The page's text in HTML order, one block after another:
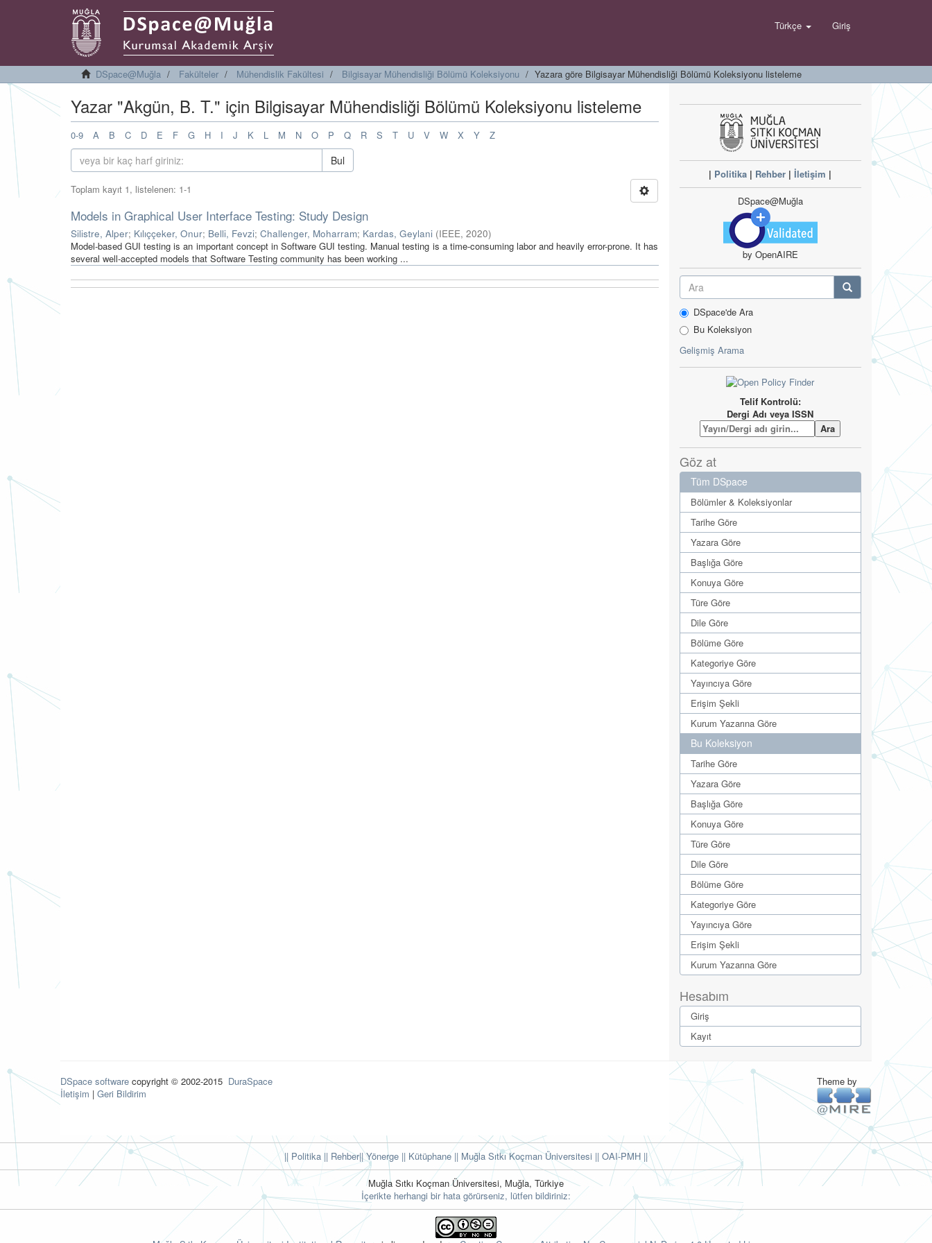
Türkçe Giriş
DSpace@Muğla Fakülteler Mühendislik Fakültesi Bilgisayar Mühendisliği Bölümü Koleksiyonu Yazara göre Bilgisayar Mühendisliği Bölümü Koleksiyonu listeleme
Yazar "Akgün, B. T." için Bilgisayar Mühendisliği Bölümü Koleksiyonu listeleme
0-9 A B C D E F G H I J K L M N O P Q R S T U V W X Y Z
Bul
Toplam kayıt 1, listelenen: 1-1
Models in Graphical User Interface Testing: Study Design
Silistre, Alper; Kılıççeker, Onur; Belli, Fevzi; Challenger, Moharram; Kardas, Geylani (IEEE, 2020)
Model-based GUI testing is an important concept in Software GUI testing. Manual testing is a time-consuming labor and heavily error-prone. It has
several well-accepted models that Software Testing community has been working ...
| Politika | Rehber |İletişim |
DSpace@Muğla
by OpenAIRE
DSpace'de Ara
Bu Koleksiyon
Gelişmiş Arama
Telif Kontrolü:
Dergi Adı veya ISSN
Göz at
Tüm DSpace
Bölümler & Koleksiyonlar
Tarihe Göre
Yazara Göre
Başlığa Göre
Konuya Göre
Türe Göre
Dile Göre
Bölüme Göre
Kategoriye Göre
Yayıncıya Göre
Erişim Şekli
Kurum Yazarına Göre
Bu Koleksiyon
Tarihe Göre
Yazara Göre
Başlığa Göre
Konuya Göre
Türe Göre
Dile Göre
Bölüme Göre
Kategoriye Göre
Yayıncıya Göre
Erişim Şekli
Kurum Yazarına Göre
Hesabım
Giriş
Kayıt
DSpace software copyright © 2002-2015 DuraSpace
İletişim | Geri Bildirim
Theme by
|| Politika || Rehber|| Yönerge || Kütüphane || Muğla Sıtkı Koçman Üniversitesi || OAI-PMH ||
Muğla Sıtkı Koçman Üniversitesi, Muğla, Türkiye
İçerikte herhangi bir hata görürseniz, lütfen bildiriniz: